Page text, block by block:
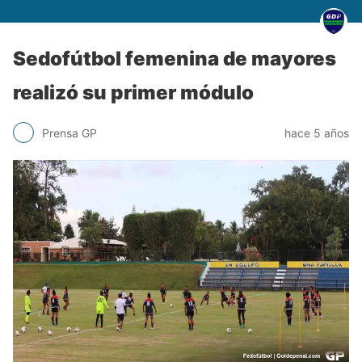
Sedofútbol femenina de mayores
realizó su primer módulo
Prensa GP hace 5 años